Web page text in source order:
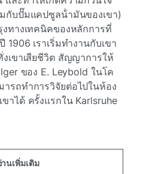
กับปั๊มแคปซูลน้ํามันของเขา)
งทางเทคนิคของหลักการที่
1906 เราเริ่มทํางานกับเขา
เขาเสียชีวิต สัญญาการให้
ของ E. Leybold ในโค
รถทําการวิจัยต่อไปในห้อง
าได้ ครั้งแรกใน Karlsruhe
านเพิ่มเติม